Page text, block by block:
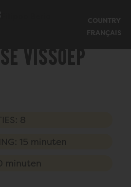
Vissoep
8
15 minuten
minuten
COUNTRY
FRANÇAIS